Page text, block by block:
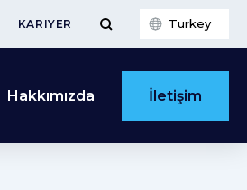
KARIYER Turkey
Hakkımızda İletişim